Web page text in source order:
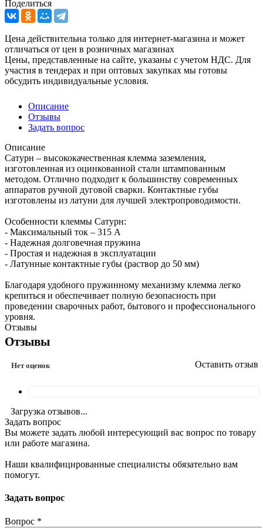
Поделиться
Цена действительна только для интернет-магазина и может
отличаться от цен в розничных магазинах
Цены, представленные на сайте, указаны с учетом НДС. Для
участия в тендерах и при оптовых закупках мы готовы
обсудить индивидуальные условия.
Описание
Отзывы
Задать вопрос
Описание
Сатурн – высококачественная клемма заземления,
изготовленная из оцинкованной стали штампованным
методом. Отлично подходит к большинству современных
аппаратов ручной дуговой сварки. Контактные губы
изготовлены из латуни для лучшей электропроводимости.
Особенности клеммы Сатурн:
- Максимальный ток – 315 А
- Надежная долговечная пружина
- Простая и надежная в эксплуатации
- Латунные контактные губы (раствор до 50 мм)
Благодаря удобного пружинному механизму клемма легко
крепиться и обеспечивает полную безопасность при
проведении сварочных работ, бытового и профессионального
уровня.
Отзывы
Отзывы
Нет оценок Оставить отзыв
Загрузка отзывов...
Задать вопрос
Вы можете задать любой интересующий вас вопрос по товару
или работе магазина.
Наши квалифицированные специалисты обязательно вам
помогут.
Задать вопрос
Вопрос *